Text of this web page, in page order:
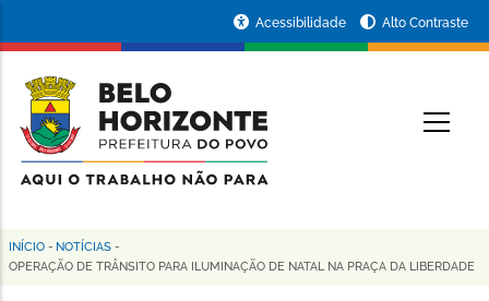
conteúdo
principal
da
Prefeitura
de
Horizonte
Acessibilidade Alto Contraste
Trilha
INÍCIO - NOTÍCIAS -
OPERAÇÃO DE TRÂNSITO PARA ILUMINAÇÃO DE NATAL NA PRAÇA DA LIBERDADE